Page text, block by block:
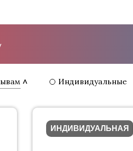
Индивидуальные
ИНДИВИДУАЛЬНАЯ